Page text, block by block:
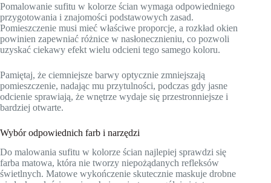
Pomalowanie sufitu w kolorze ścian wymaga odpowiedniego
przygotowania i znajomości podstawowych zasad.
Pomieszczenie musi mieć właściwe proporcje, a rozkład okien
powinien zapewniać różnice w nasłonecznieniu, co pozwoli
uzyskać ciekawy efekt wielu odcieni tego samego koloru.
Pamiętaj, że ciemniejsze barwy optycznie zmniejszają
pomieszczenie, nadając mu przytulności, podczas gdy jasne
odcienie sprawiają, że wnętrze wydaje się przestronniejsze i
bardziej otwarte.
Wybór odpowiednich farb i narzędzi
Do malowania sufitu w kolorze ścian najlepiej sprawdzi się
farba matowa, która nie tworzy niepożądanych refleksów
świetlnych. Matowe wykończenie skutecznie maskuje drobne